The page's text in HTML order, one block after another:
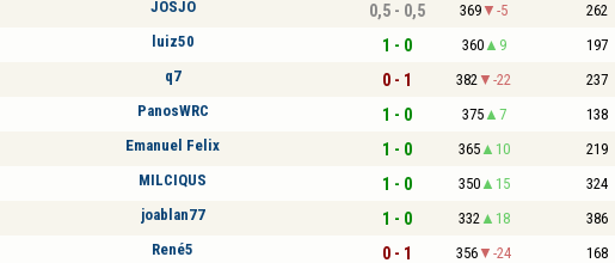
JOSJO 0,5 - 0,5 369 -5 262
luiz50 1 - 0 360 9 197
q7 0 - 1 382 -22 237
PanosWRC 1 - 0 375 7 138
Emanuel Felix 1 - 0 365 10 219
MILCIQUS 1 - 0 350 15 324
joablan77 1 - 0 332 18 386
René5 0 - 1 356 -24 168